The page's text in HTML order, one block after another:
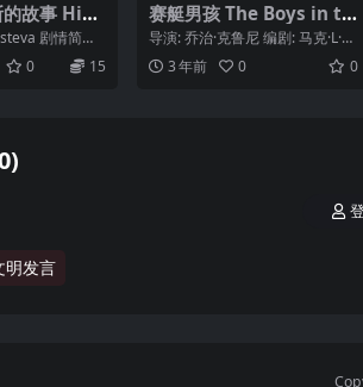
故事 Hist
Corrient
剧情简介 ·
0 15
赛艇男孩 The Boys in th
e Boat (2023)
导演: 乔治·克鲁尼 编剧: 马克·L·史
密斯 主演: 乔尔·埃哲顿 / 卡勒姆...
3 年前 0 0
明发言